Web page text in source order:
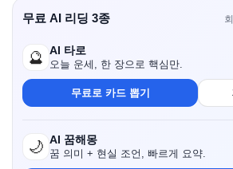
무료 AI 리딩 3종
🔮 AI 타로
오늘 운세, 한 장으로 핵심만.
무료로 카드 뽑기
🌙 AI 꿈해몽
꿈 의미 + 현실 조언, 빠르게 요약.